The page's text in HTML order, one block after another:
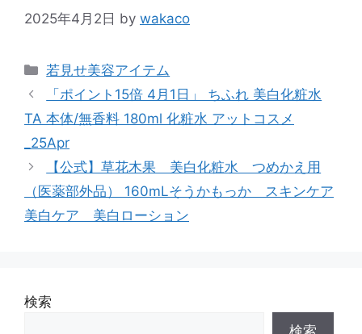
2025年4月2日 by wakaco
カ
テ
リ
ー
若見せ美容アイテム
「ポイント15倍 4月1日」 ちふれ 美白化粧水
TA 本体/無香料 180ml 化粧水 アットコスメ
_25Apr
【公式】草花木果 美白化粧水 つめかえ用
（医薬部外品） 160mLそうかもっか スキンケア
美白ケア 美白ローション
検索
検索